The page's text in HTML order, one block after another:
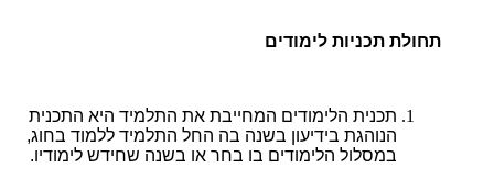
תחולת תכניות לימודים
תכנית הלימודים המחייבת את התלמיד היא התכנית
הנוהגת בידיעון בשנה בה החל התלמיד ללמוד בחוג,
במסלול הלימודים בו בחר או בשנה שחידש לימודיו.